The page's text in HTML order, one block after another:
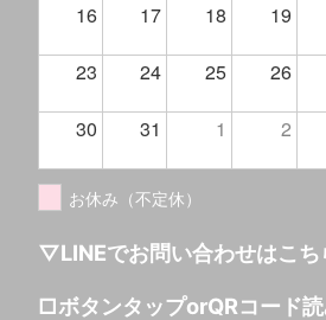
16 17 18 19
23 24 25 26
30 31 1 2
お休み（不定休）
▽LINEでお問い合わせはこち
□ボタンタップorQRコード読